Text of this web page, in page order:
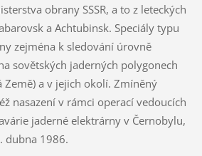
obrany SSSR, a to z leteckých
a Achtubinsk. Speciály typu
zejména k sledování úrovně
sovětských jaderných polygonech
Země) a v jejich okolí. Zmíněný
nasazení v rámci operací vedoucích
jaderné elektrárny v Černobylu,
dubna 1986.